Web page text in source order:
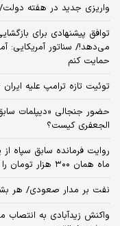
واریزی جدید در هفته دولت/
می‌دهد!/ سناتور آمریکایی:
حمایت کنم
توئیت تازه ترامپ علیه
حضور جنجالی «دیپلمات
الجعفری کیست؟
روایت فرمانده سابق سپاه
ماه همان ۳۰۰ هزار تومان را به من برگرداندند
نفت بر مدار صعودی/ هر بشکه
واکنش زیدآبادی به